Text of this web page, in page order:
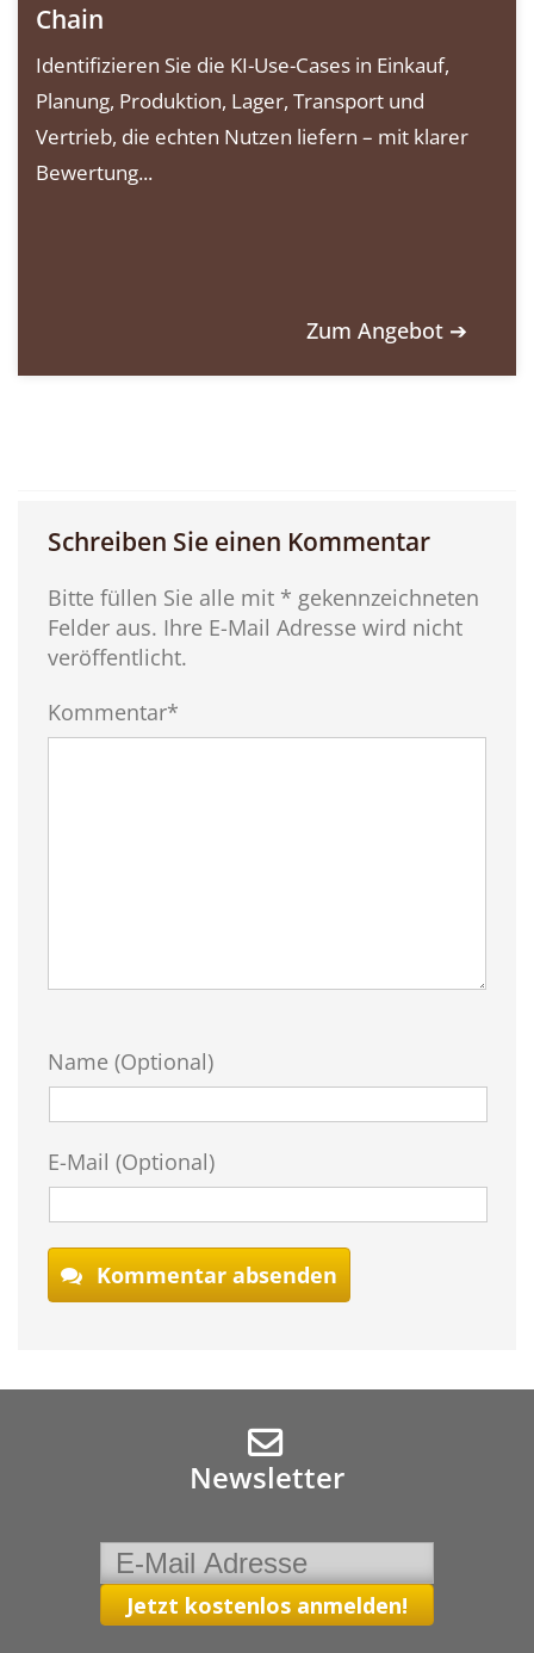
Chain
Identifizieren Sie die KI-Use-Cases in Einkauf,
Planung, Produktion, Lager, Transport und
Vertrieb, die echten Nutzen liefern – mit klarer
Bewertung...
Zum Angebot ➔
Schreiben Sie einen Kommentar
Bitte füllen Sie alle mit * gekennzeichneten
Felder aus. Ihre E-Mail Adresse wird nicht
veröffentlicht.
Kommentar*
Name (Optional)
E-Mail (Optional)
Kommentar absenden
Newsletter